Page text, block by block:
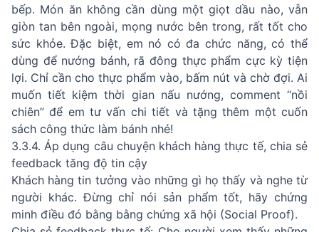
bếp. Món ăn không cần dùng một giọt dầu nào, vẫn
giòn tan bên ngoài, mọng nước bên trong, rất tốt cho
sức khỏe. Đặc biệt, em nó có đa chức năng, có thể
dùng để nướng bánh, rã đông thực phẩm cực kỳ tiện
lợi. Chỉ cần cho thực phẩm vào, bấm nút và chờ đợi. Ai
muốn tiết kiệm thời gian nấu nướng, comment “nồi
chiên” để em tư vấn chi tiết và tặng thêm một cuốn
sách công thức làm bánh nhé!
3.3.4. Áp dụng câu chuyện khách hàng thực tế, chia sẻ
feedback tăng độ tin cậy
Khách hàng tin tưởng vào những gì họ thấy và nghe từ
người khác. Đừng chỉ nói sản phẩm tốt, hãy chứng
minh điều đó bằng bằng chứng xã hội (Social Proof).